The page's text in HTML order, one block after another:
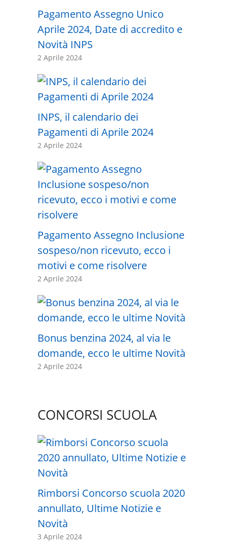
Pagamento Assegno Unico
Aprile 2024, Date di accredito e
Novità INPS
2 Aprile 2024
INPS, il calendario dei
Pagamenti di Aprile 2024
2 Aprile 2024
Pagamento Assegno Inclusione
sospeso/non ricevuto, ecco i
motivi e come risolvere
2 Aprile 2024
Bonus benzina 2024, al via le
domande, ecco le ultime Novità
2 Aprile 2024
CONCORSI SCUOLA
Rimborsi Concorso scuola 2020
annullato, Ultime Notizie e
Novità
3 Aprile 2024